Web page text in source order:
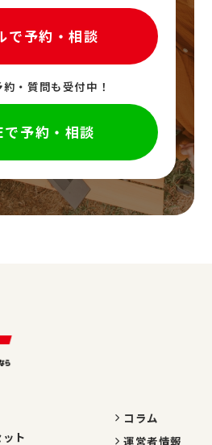
で予約・相談
・質問も受付中！
予約・相談
ト
コラム
運営者情報